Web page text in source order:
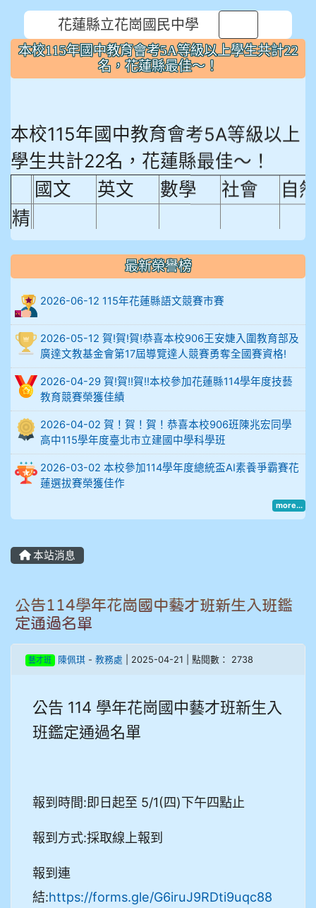
花蓮縣立花崗國民中學
本校115年國中教育會考5A等級以上學生共計22
名，花蓮縣最佳～！
本校115年國中教育會考5A等級以上
學生共計22名，花蓮縣最佳～！
國文
英文 數學 社會
自
精
熟
度
比
例
18.92%18.65%29.19%12.16%
906陳兆宏 5A10+ 作文5
912余 嘉 5A10+
914謝佩臻 5A10+
902蘇奕愷
903陳品帆
904彭子庭
905周沛蓉
905鄭瑀安
907張晏寧
910謝尚橙
最新榮譽榜
2026-06-12 115年花蓮縣語文競賽市賽
2026-05-12 賀!賀!賀!恭喜本校906王安婕入圍教育部及
廣達文教基金會第17屆導覽達人競賽勇奪全國賽資格!
2026-04-29 賀!賀!!賀!!本校參加花蓮縣114學年度技藝
教育競賽榮獲佳績
2026-04-02 賀！賀！賀！恭喜本校906班陳兆宏同學
高中115學年度臺北市立建國中學科學班
2026-03-02 本校參加114學年度總統盃AI素養爭霸賽花
蓮選拔賽榮獲佳作
more...
本站消息
公告114學年花崗國中藝才班新生入班鑑
定通過名單
藝才班 陳佩琪- 教務處 | 2025-04-21 | 點閱數： 2738
公告 114 學年花崗國中藝才班新生入
班鑑定通過名單
報到時間:即日起至 5/1(四)下午四點止
報到方式:採取線上報到
報到連
結:https://forms.gle/G6iruJ9RDti9uqc88